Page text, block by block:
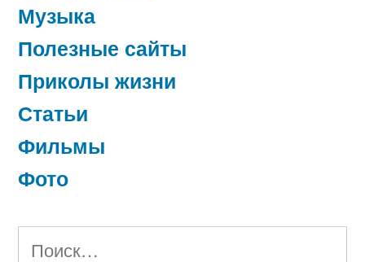
Музыка
Полезные сайты
Приколы жизни
Статьи
Фильмы
Фото
Найти: